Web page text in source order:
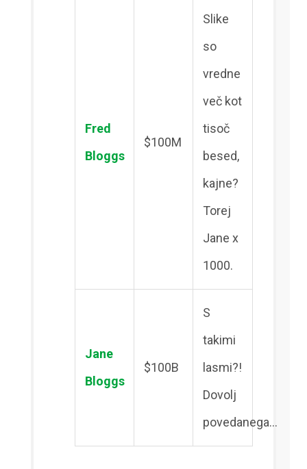
Fred
Bloggs
$100M
Slike
so
vredne
več kot
tisoč
besed,
kajne?
Torej
Jane x
1000.
Jane
Bloggs
$100B
S
takimi
lasmi?!
Dovolj
povedanega…